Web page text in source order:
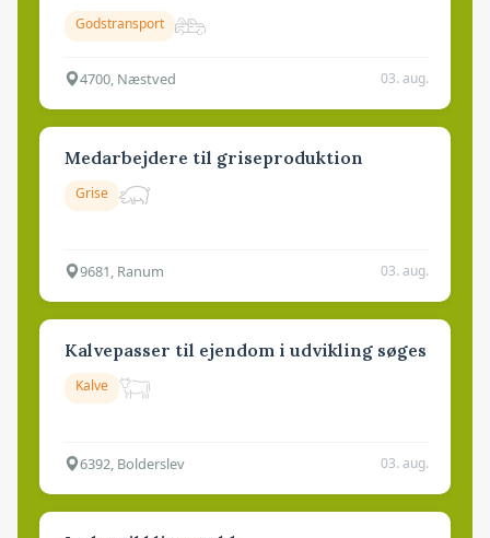
Godstransport
4700, Næstved 03. aug.
Medarbejdere til griseproduktion
Grise
9681, Ranum 03. aug.
Kalvepasser til ejendom i udvikling søges
Kalve
6392, Bolderslev 03. aug.